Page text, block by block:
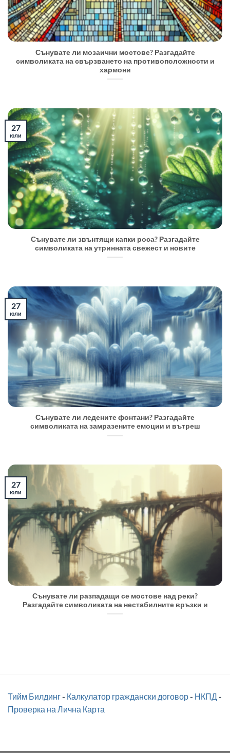
Сънувате ли мозаични мостове? Разгадайте
символиката на свързването на противоположности и
хармони
Сънувате ли звънтящи капки роса? Разгадайте
символиката на утринната свежест и новите
27
юли
Сънувате ли ледените фонтани? Разгадайте
символиката на замразените емоции и вътреш
27
юли
Сънувате ли разпадащи се мостове над реки?
Разгадайте символиката на нестабилните връзки и
27
юли
Тийм Билдинг- Калкулатор граждански договор- НКПД -
Проверка на Лична Карта